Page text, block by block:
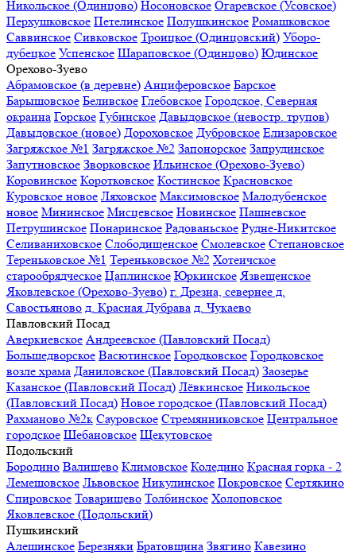
Никольское (Одинцово) Носоновское Огаревское (Усовское)
Перхушковское Петелинское Полушкинское Ромашковское
Саввинское Сивковское Троицкое (Одинцовский) Уборо-
дубецкое Успенское Шараповское (Одинцово) Юдинское
Орехово-Зуево
Абрамовское (в деревне) Анциферовское Барское
Барышовское Беливское Глебовское Городское, Северная
окраина Горское Губинское Давыдовское (невостр. трупов)
Давыдовское (новое) Дороховское Дубровское Елизаровское
Загряжское №1 Загряжское №2 Запонорское Запрудинское
Запутновское Зворковское Ильинское (Орехово-Зуево)
Коровинское Коротковское Костинское Красновское
Куровское новое Ляховское Максимовское Малодубенское
новое Мининское Мисцевское Новинское Пашневское
Петрушинское Понаринское Радованьское Рудне-Никитское
Селиваниховское Слободищенское Смолевское Степановское
Тереньковское №1 Тереньковское №2 Хотеичское
старообрядческое Цаплинское Юркинское Язвещенское
Яковлевское (Орехово-Зуево) г. Дрезна, севернее д.
Савостьяново д. Красная Дубрава д. Чукаево
Павловский Посад
Аверкиевское Андреевское (Павловский Посад)
Большедворское Васютинское Городковское Городковское
возле храма Даниловское (Павловский Посад) Заозерье
Казанское (Павловский Посад) Лёвкинское Никольское
(Павловский Посад) Новое городское (Павловский Посад)
Рахманово №2к Сауровское Стремянниковское Центральное
городское Шебановское Щекутовское
Подольский
Бородино Валищево Климовское Коледино Красная горка - 2
Лемешовское Львовское Никулинское Покровcкое Сертякино
Спировское Товарищево Толбинское Холоповское
Яковлевское (Подольский)
Пушкинский
Алешинское Березняки Братовщина Звягино Кавезино